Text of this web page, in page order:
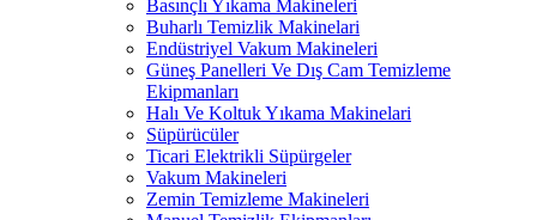
Basınçlı Yıkama Makineleri
Buharlı Temizlik Makinelari
Endüstriyel Vakum Makineleri
Güneş Panelleri Ve Dış Cam Temizleme
Ekipmanları
Halı Ve Koltuk Yıkama Makinelari
Süpürücüler
Ticari Elektrikli Süpürgeler
Vakum Makineleri
Zemin Temizleme Makineleri